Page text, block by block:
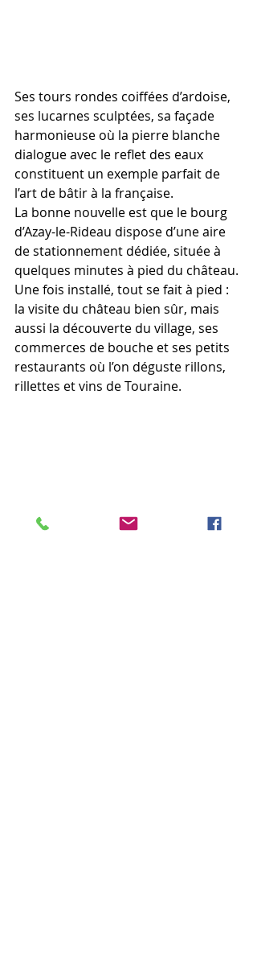
Ses tours rondes coiffées d’ardoise,
ses lucarnes sculptées, sa façade
harmonieuse où la pierre blanche
dialogue avec le reflet des eaux
constituent un exemple parfait de
l’art de bâtir à la française.
La bonne nouvelle est que le bourg
d’Azay-le-Rideau dispose d’une aire
de stationnement dédiée, située à
quelques minutes à pied du château.
Une fois installé, tout se fait à pied :
la visite du château bien sûr, mais
aussi la découverte du village, ses
commerces de bouche et ses petits
restaurants où l’on déguste rillons,
rillettes et vins de Touraine.